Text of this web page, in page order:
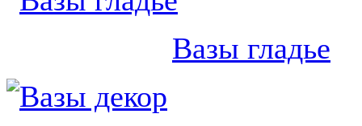
Вазы гладье